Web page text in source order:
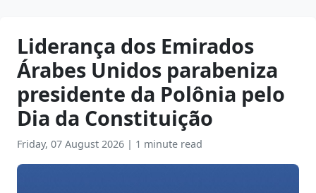
Liderança dos Emirados
Árabes Unidos parabeniza
presidente da Polônia pelo
Dia da Constituição
Friday, 07 August 2026 | 1 minute read